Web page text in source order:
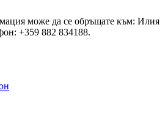
може да се обръщате към: Илия
+359 882 834188.